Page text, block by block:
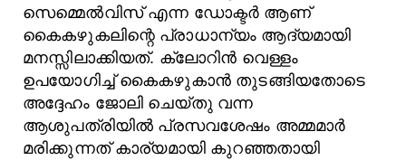
സെമ്മെൽവിസ് എന്ന ഡോക്ടർ ആണ്
കൈകഴുകലിന്റെ പ്രാധാന്യം ആദ്യമായി
മനസ്സിലാക്കിയത്. ക്ലോറിൻ വെള്ളം
ഉപയോഗിച്ച് കൈകഴുകാൻ തുടങ്ങിയതോടെ
അദ്ദേഹം ജോലി ചെയ്തു വന്ന
ആശുപത്രിയിൽ പ്രസവശേഷം അമ്മമാർ
മരിക്കുന്നത് കാര്യമായി കുറഞ്ഞതായി